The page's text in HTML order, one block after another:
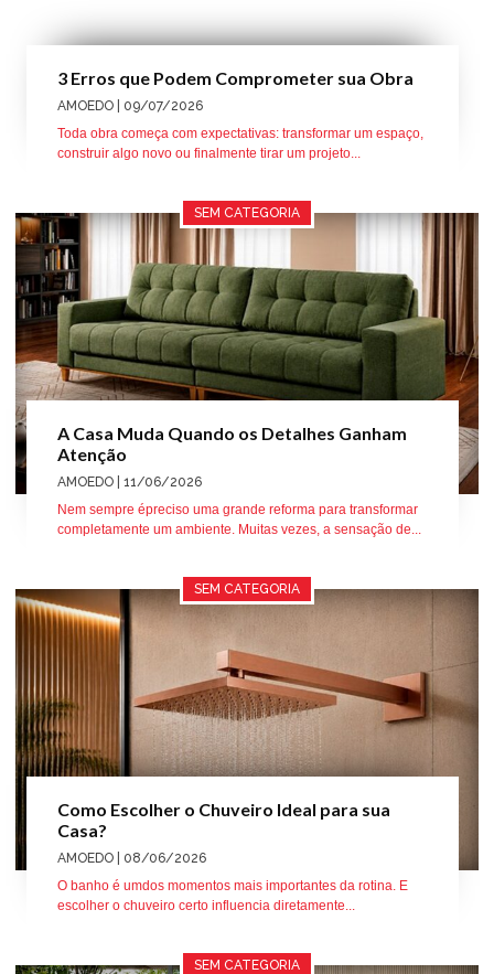
3 Erros que Podem Comprometer sua Obra
AMOEDO | 09/07/2026
Toda obra começa com expectativas: transformar um espaço,
construir algo novo ou finalmente tirar um projeto...
SEM CATEGORIA
A Casa Muda Quando os Detalhes Ganham
Atenção
AMOEDO | 11/06/2026
Nem sempre épreciso uma grande reforma para transformar
completamente um ambiente. Muitas vezes, a sensação de...
SEM CATEGORIA
Como Escolher o Chuveiro Ideal para sua
Casa?
AMOEDO | 08/06/2026
O banho é umdos momentos mais importantes da rotina. E
escolher o chuveiro certo influencia diretamente...
SEM CATEGORIA